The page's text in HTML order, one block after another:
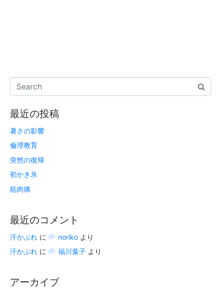
最近の投稿
暑さの影響
倫理教育
突然の復帰
初かき氷
筋肉痛
最近のコメント
汗かぶれ に norikoより
汗かぶれ に 福川葉子より
アーカイブ